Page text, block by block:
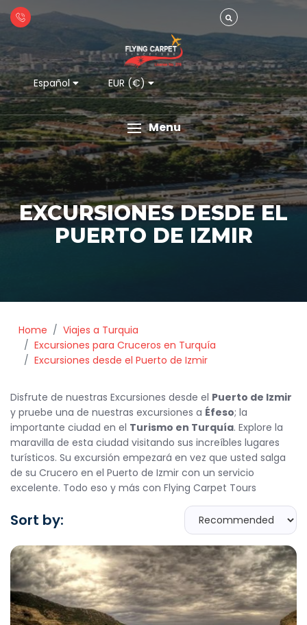
Español EUR (€)
Menu
EXCURSIONES DESDE EL
PUERTO DE IZMIR
Home
Viajes a Turquia
Excursiones para Cruceros en Turquía
Excursiones desde el Puerto de Izmir
Disfrute de nuestras Excursiones desde el Puerto de Izmir
y pruebe una de nuestras excursiones a Éfeso; la
importante ciudad en el Turismo en Turquía. Explore la
maravilla de esta ciudad visitando sus increíbles lugares
turísticos. Su excursión empezará en vez que usted salga
de su Crucero en el Puerto de Izmir con un servicio
excelente. Todo eso y más con Flying Carpet Tours
Sort by: